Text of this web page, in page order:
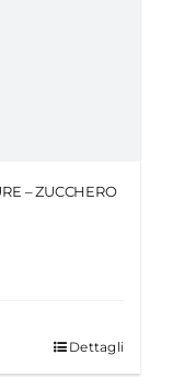
– ZUCCHERO
Dettagli